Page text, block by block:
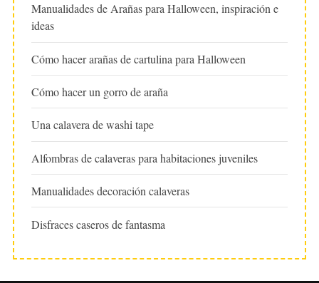
Manualidades de Arañas para Halloween, inspiración e
ideas
Cómo hacer arañas de cartulina para Halloween
Cómo hacer un gorro de araña
Una calavera de washi tape
Alfombras de calaveras para habitaciones juveniles
Manualidades decoración calaveras
Disfraces caseros de fantasma